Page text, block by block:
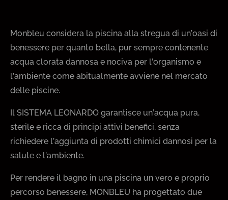
Monbleu considera la piscina alla stregua di un’oasi di
benessere per quanto bella, pur sempre contenente
acqua clorata dannosa e nociva per l’organismo e
l’ambiente come abitualmente avviene nel mercato
delle piscine.
Il SISTEMA LEONARDO garantisce un’acqua pura,
sterile e ricca di principi attivi benefici, senza
richiedere l’aggiunta di prodotti chimici dannosi per la
salute e l’ambiente.
Per rendere il bagno in una piscina un vero e proprio
percorso benessere, MONBLEU ha progettato due